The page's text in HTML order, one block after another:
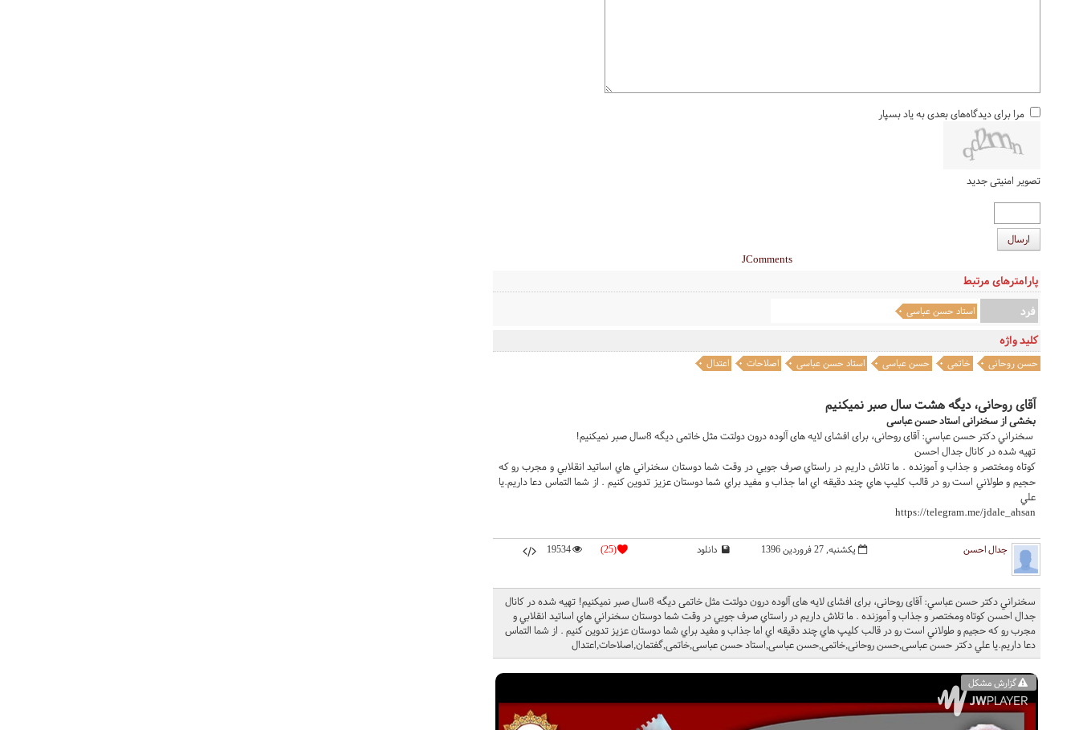
گزارش مشکل
سخنراني دکتر حسن عباسي: آقای روحانی، برای افشای لایه های آلوده درون دولتت مثل خاتمی دیگه 8سال صبر نمیکنیم! تهيه شده در کانال
جدال احسن کوتاه ومختصر و جذاب و آموزنده . ما تلاش داريم در راستاي صرف جويي در وقت شما دوستان سخنراني هاي اساتيد انقلابي و
مجرب رو که حجيم و طولاني است رو در قالب کليپ هاي چند دقيقه اي اما جذاب و مفيد براي شما دوستان عزيز تدوين کنيم . از شما التماس
دعا داريم.يا علي دکتر حسن عباسی,حسن روحانی,خاتمی,حسن عباسی,استاد حسن عباسی,خاتمی,گفتمان,اصلاحات,اعتدال
جدال احسن یکشنبه, 27 فروردين 1396 دانلود (25)
19534
آقای روحانی، دیگه هشت سال صبر نمیکنیم
بخشی از سخنرانی استاد حسن عباسی
سخنراني دکتر حسن عباسي: آقای روحانی، برای افشای لایه های آلوده درون دولتت مثل خاتمی دیگه 8سال صبر نمیکنیم!
تهيه شده در کانال جدال احسن
کوتاه ومختصر و جذاب و آموزنده . ما تلاش داريم در راستاي صرف جويي در وقت شما دوستان سخنراني هاي اساتيد انقلابي و مجرب رو که
حجيم و طولاني است رو در قالب کليپ هاي چند دقيقه اي اما جذاب و مفيد براي شما دوستان عزيز تدوين کنيم . از شما التماس دعا داريم.يا
علي
https://telegram.me/jdale_ahsan
کلید واژه
حسن روحانی خاتمی حسن عباسی استاد حسن عباسی اصلاحات اعتدال
پارامترهای مرتبط
فرد استاد حسن عباسی
مرا برای دیدگاه‌های بعدی به یاد بسپار
تصویر امنیتی جدید
ارسال
JComments